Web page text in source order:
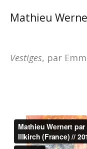
Mathieu
Vestiges, par